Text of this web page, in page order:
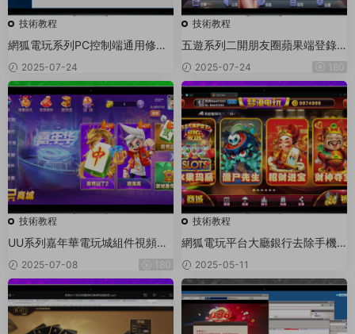
技術教程
網狐電玩系列PC控制端通用修改
圖文教程
2025-07-24
技術教程
五遊系列二開朋友圈蘋果端登錄
閃退修複文件
2025-07-24 180
技術教程
UU系列嘉年華電玩城組件視頻搭
建教程
2025-07-08 180
技術教程
網狐電玩平台大廳銀行去除手機
短信驗證碼校驗（Lua 技術)
2025-05-11